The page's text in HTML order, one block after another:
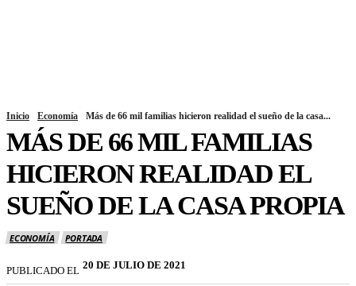
Inicio Economía Más de 66 mil familias hicieron realidad el sueño de la casa...
MÁS DE 66 MIL FAMILIAS
HICIERON REALIDAD EL
SUEÑO DE LA CASA PROPIA
ECONOMÍA PORTADA
PUBLICADO EL 20 DE JULIO DE 2021